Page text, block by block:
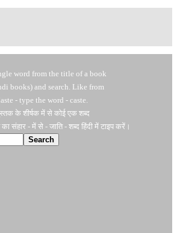
word from the title of a book
books) and search. Like from
- type the word - caste.
के शीर्षक में से कोई एक शब्द
संहार - में से - जाति - शब्द हिंदी में टाइप करें।
Search